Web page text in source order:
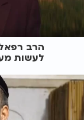
הרב
לעשות